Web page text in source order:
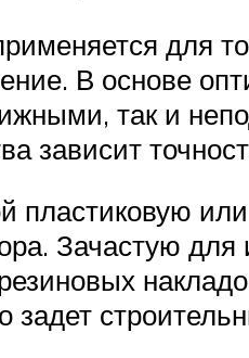
для
В основе
так и
зависит
пластиковую
Зачастую
задет